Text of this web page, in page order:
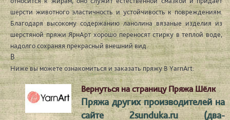
шерсти животного эластичность и устойчивость к повреждениям.
Благодаря высокому содержанию ланолина вязаные изделия из
шерстяной пряжи ЯрнАрт хорошо переносят стирку в теплой воде,
надолго сохраняя прекрасный внешний вид.
В
Ниже вы можете ознакомиться и заказать пряжу В YarnArt:
Вернуться на страницу Пряжа Шёлк
Пряжа других производителей на
сайте 2sunduka.ru (два-